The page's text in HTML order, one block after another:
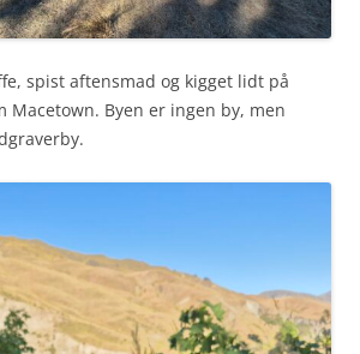
spist aftensmad og kigget lidt på
Macetown. Byen er ingen by, men